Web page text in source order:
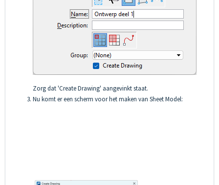
Zorg dat 'Create Drawing' aangevinkt staat.
Nu komt er een scherm voor het maken van Sheet Model: